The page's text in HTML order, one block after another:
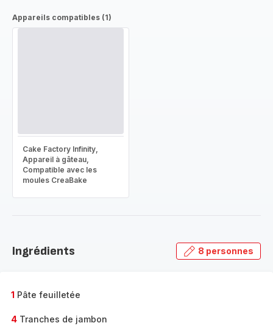
Appareils compatibles (1)
Cake Factory Infinity,
Appareil à gâteau,
Compatible avec les
moules CreaBake
Ingrédients 8 personnes
1 Pâte feuilletée
4 Tranches de jambon